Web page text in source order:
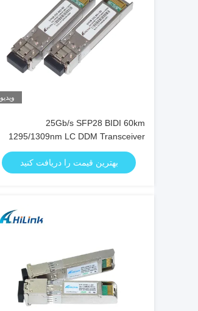
ویدیو
25Gb/s SFP28 BIDI 60km
1295/1309nm LC DDM Transceiver
بهترین قیمت را دریافت کنید